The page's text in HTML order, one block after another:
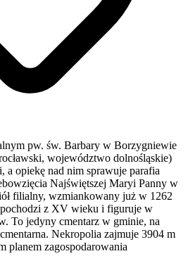
pw. św. Barbary w Borzygniewie
województwo dolnośląskie)
a opiekę nad nim sprawuje parafia
Najświętszej Maryi Panny w
filialny, wzmiankowany już w 1262
pochodzi z XV wieku i figuruje w
To jedyny cmentarz w gminie, na
Nekropolia zajmuje 3904 m
planem zagospodarowania